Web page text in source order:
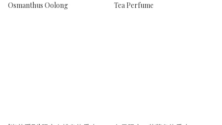
Osmanthus Oolong
Tea Perfume